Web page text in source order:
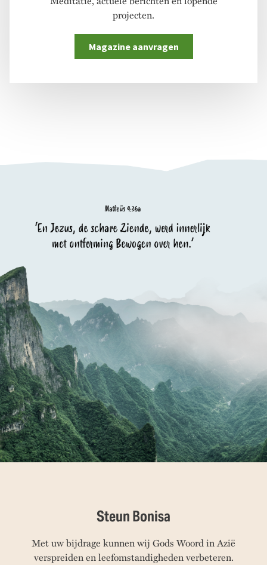
projecten.
Magazine aanvragen
Steun Bonisa
Met uw bijdrage kunnen wij Gods Woord in Azië
verspreiden en leefomstandigheden verbeteren.